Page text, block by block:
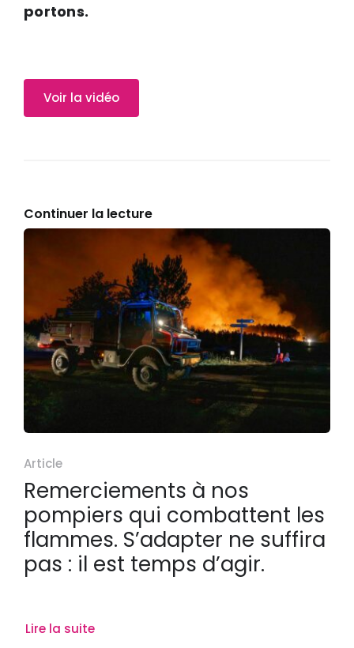
portons.
Voir la vidéo
Continuer la lecture
Article
Remerciements à nos
pompiers qui combattent les
flammes. S’adapter ne suffira
pas : il est temps d’agir.
Lire la suite